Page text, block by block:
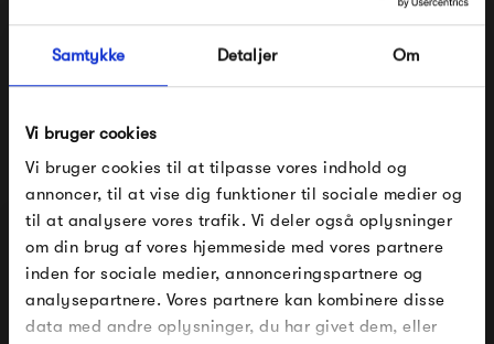
Samtykke Detaljer Om
Vi bruger cookies
Vi bruger cookies til at tilpasse vores indhold og
annoncer, til at vise dig funktioner til sociale medier og
til at analysere vores trafik. Vi deler også oplysninger
om din brug af vores hjemmeside med vores partnere
inden for sociale medier, annonceringspartnere og
analysepartnere. Vores partnere kan kombinere disse
data med andre oplysninger, du har givet dem, eller
mellem rum og design, og er verdenskendt for deres
sortiment af møbler og interiør, fordi de forstår at
kombinere erfaring med teknik og visuel kreativitet fra
holdbarhed og levetid.
Se alle varer fra Vitra
FÅ 10% PÅ DIN NÆSTE ORDRE
Indtast din e-mail, så sender vi rabatkoden til dig på
mail. Minimumsbeløb er 499 kr. for at indløse